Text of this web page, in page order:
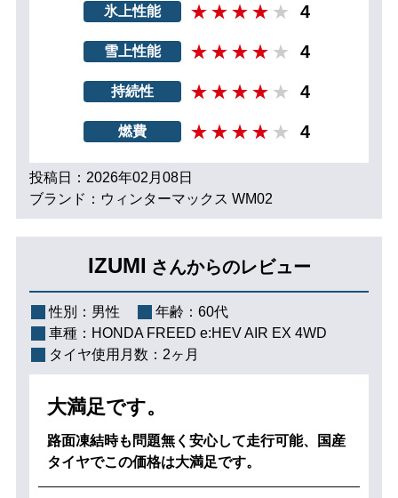
氷上性能 4
雪上性能 4
持続性 4
燃費 4
投稿日：2026年02月08日
ブランド：ウィンターマックス WM02
IZUMI さんからのレビュー
性別： 男性 年齢： 60代
車種： HONDA FREED e:HEV AIR EX 4WD
タイヤ使用月数： 2ヶ月
大満足です。
路面凍結時も問題無く安心して走行可能、国産
タイヤでこの価格は大満足です。